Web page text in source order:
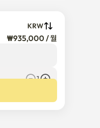
KRW
₩935,000 / 월
1